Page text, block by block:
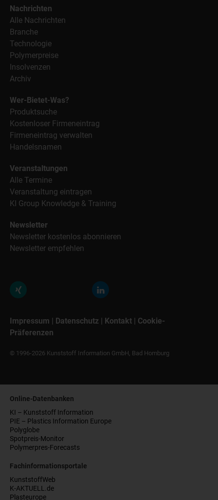
Nachrichten
Alle Nachrichten
Branche
Technologie
Polymerpreise
Insolvenzen
Archiv
Wer-Bietet-Was?
Produktsuche
Kostenloser Firmeneintrag
Firmeneintrag verwalten
Handelsnamen
Veranstaltungen
Alle Termine
Veranstaltung eintragen
KI Group Knowledge & Training
Newsletter
Newsletter kostenlos abonnieren
Newsletter empfehlen
Impressum Datenschutz Kontakt
Cookie-
Präferenzen
© 1996-2026 Kunststoff Information GmbH, Bad Homburg
Online-Datenbanken
KI – Kunststoff Information
PIE – Plastics Information Europe
Polyglobe
Spotpreis-Monitor
Polymerpres-Forecasts
Fachinformationsportale
KunststoffWeb
K-AKTUELL.de
Plasteurope